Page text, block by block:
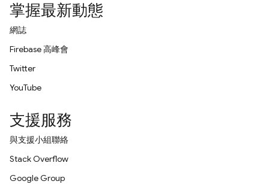
掌握最新動態
網誌
Firebase 高峰會
Twitter
YouTube
支援服務
與支援小組聯絡
Stack Overflow
Google Group